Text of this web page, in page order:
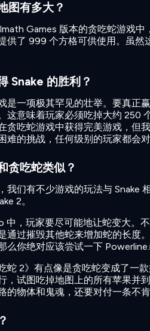
图有多大？
Games 版本的贪吃蛇游戏
供了 999 个方格可供使用。虽然
Snake 的胜利？
是一项极其罕见的壮举。要真正
这意味着玩家必须吃掉大约 250
贪吃蛇游戏中获得完美游戏，但
难的挑战，任何级别的玩家都会
贪吃蛇类似？
我们有不少游戏的玩法与 Snake
2。
中，玩家要尽可能地让蛇变大。
通过摧毁其他蛇来增加蛇的长度
么你绝对应该尝试一下
蛇 2》有点像是贪吃蛇变成了一
，试图吃掉地图上的所有苹果并
的物体和鬼魂，还要对付一条不肯